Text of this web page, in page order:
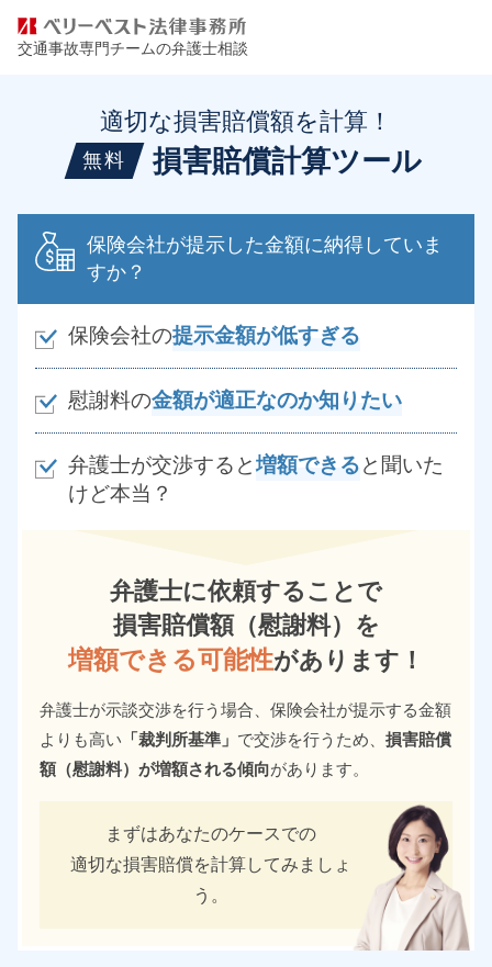
交通事故専門チームの弁護士相談
適切な損害賠償額を計算！
無料 損害賠償計算ツール
保険会社が提示した金額に納得していま
すか？
保険会社の提示金額が低すぎる
慰謝料の金額が適正なのか知りたい
弁護士が交渉すると増額できると聞いた
けど本当？
弁護士に依頼することで
損害賠償額（慰謝料）を
増額できる可能性があります！
弁護士が示談交渉を行う場合、保険会社が提示する金額
よりも高い 「裁判所基準」 で交渉を行うため、 損害賠償
額（慰謝料）が増額される傾向があります。
まずはあなたのケースでの
適切な損害賠償を計算してみましょ
う。